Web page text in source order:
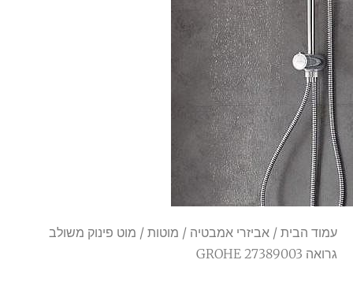
עמוד הבית / אביזרי אמבטיה / מוטות / מוט פינוק משולב
גרואה GROHE 27389003